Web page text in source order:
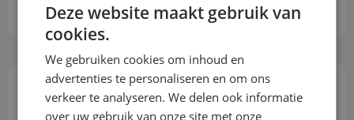
Opties & Toebehoren (64)
ENGLISH
Deze website maakt gebruik van
cookies.
We gebruiken cookies om inhoud en
advertenties te personaliseren en om ons
verkeer te analyseren. We delen ook informatie
over uw gebruik van onze site met onze